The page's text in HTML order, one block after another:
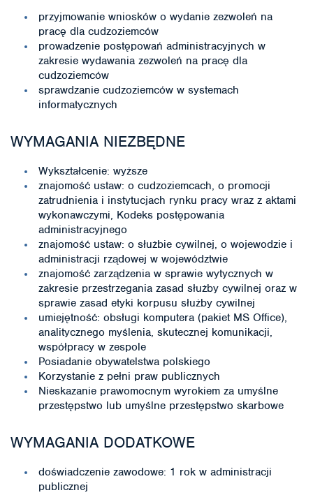
przyjmowanie wniosków o wydanie zezwoleń na
pracę dla cudzoziemców
prowadzenie postępowań administracyjnych w
zakresie wydawania zezwoleń na pracę dla
cudzoziemców
sprawdzanie cudzoziemców w systemach
informatycznych
WYMAGANIA NIEZBĘDNE
Wykształcenie: wyższe
znajomość ustaw: o cudzoziemcach, o promocji
zatrudnienia i instytucjach rynku pracy wraz z aktami
wykonawczymi, Kodeks postępowania
administracyjnego
znajomość ustaw: o służbie cywilnej, o wojewodzie i
administracji rządowej w województwie
znajomość zarządzenia w sprawie wytycznych w
zakresie przestrzegania zasad służby cywilnej oraz w
sprawie zasad etyki korpusu służby cywilnej
umiejętność: obsługi komputera (pakiet MS Office),
analitycznego myślenia, skutecznej komunikacji,
współpracy w zespole
Posiadanie obywatelstwa polskiego
Korzystanie z pełni praw publicznych
Nieskazanie prawomocnym wyrokiem za umyślne
przestępstwo lub umyślne przestępstwo skarbowe
WYMAGANIA DODATKOWE
doświadczenie zawodowe: 1 rok w administracji
publicznej